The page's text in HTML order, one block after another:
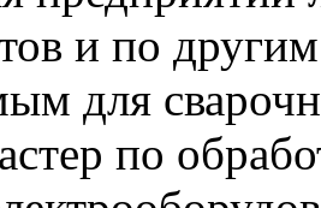
и по
для
по